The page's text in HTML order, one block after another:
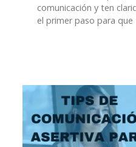
comunicación y ten
el primer paso para